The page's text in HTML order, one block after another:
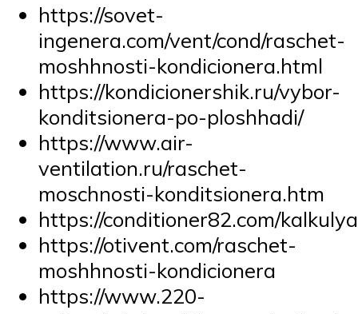
https://sovet-
ingenera.com/vent/cond/raschet-
moshhnosti-kondicionera.html
https://kondicionershik.ru/vybor-
konditsionera-po-ploshhadi/
https://www.air-
ventilation.ru/raschet-
moschnosti-konditsionera.htm
https://conditioner82.com/
https://otivent.com/raschet-
moshhnosti-kondicionera
https://www.220-